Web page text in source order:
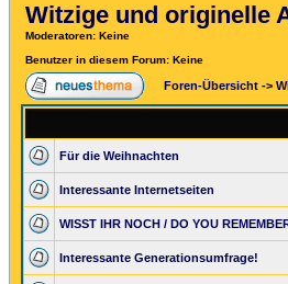
Witzige und originelle
Moderatoren: Keine
Benutzer in diesem Forum: Keine
Foren-Übersicht ->
Für die Weihnachten
Interessante Internetseiten
WISST IHR NOCH / DO YOU
Interessante Generationsumfrage!